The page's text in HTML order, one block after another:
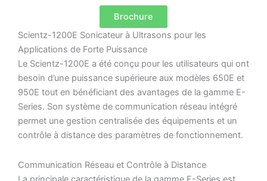
Brochure
Scientz-1200E Sonicateur à Ultrasons pour les
Applications de Forte Puissance
Le Scientz-1200E a été conçu pour les utilisateurs qui ont
besoin d’une puissance supérieure aux modèles 650E et
950E tout en bénéficiant des avantages de la gamme E-
Series. Son système de communication réseau intégré
permet une gestion centralisée des équipements et un
contrôle à distance des paramètres de fonctionnement.
Communication Réseau et Contrôle à Distance